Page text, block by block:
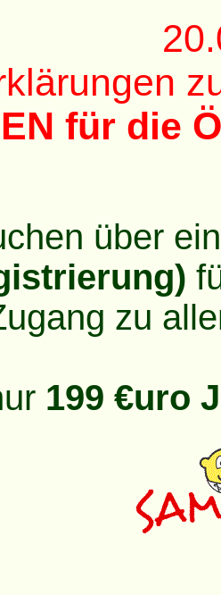
für die
über
zu
199 €uro